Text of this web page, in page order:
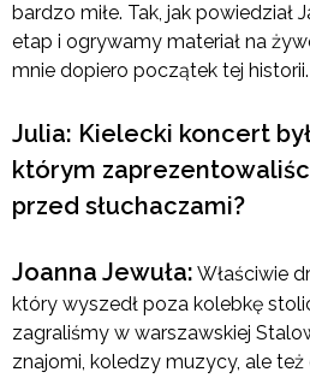
bardzo miłe. Tak, jak
etap i ogrywamy materiał na
mnie dopiero początek tej historii.
Julia: Kielecki koncert
którym
przed słuchaczami?
Joanna Jewuła: Właściwie
który wyszedł poza kolebkę
zagraliśmy w warszawskiej
znajomi, koledzy muzycy, ale też